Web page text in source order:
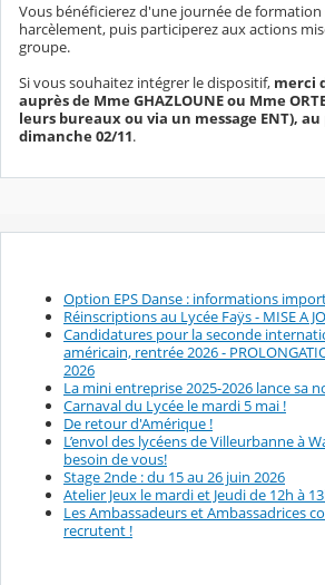
Vous bénéficierez d'une journée de
harcèlement, puis participerez aux actions
groupe.
Si vous souhaitez intégrer le dispositif, merci
auprès de Mme GHAZLOUNE ou Mme
leurs bureaux ou via un message ENT),
dimanche 02/11.
Option EPS Danse : informations
Réinscriptions au Lycée Faÿs - MISE A
Candidatures pour la seconde
américain, rentrée 2026 -
2026
La mini entreprise 2025-2026 lance sa
Carnaval du Lycée le mardi 5 mai !
De retour d'Amérique !
L’envol des lycéens de Villeurbanne à
besoin de vous!
Stage 2nde : du 15 au 26 juin 2026
Atelier Jeux le mardi et Jeudi de 12h à
Les Ambassadeurs et Ambassadrices
recrutent !